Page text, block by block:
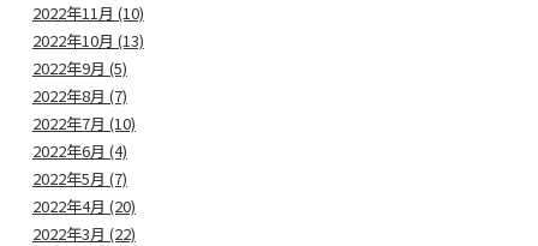
2022年11月 (10)
2022年10月 (13)
2022年9月 (5)
2022年8月 (7)
2022年7月 (10)
2022年6月 (4)
2022年5月 (7)
2022年4月 (20)
2022年3月 (22)